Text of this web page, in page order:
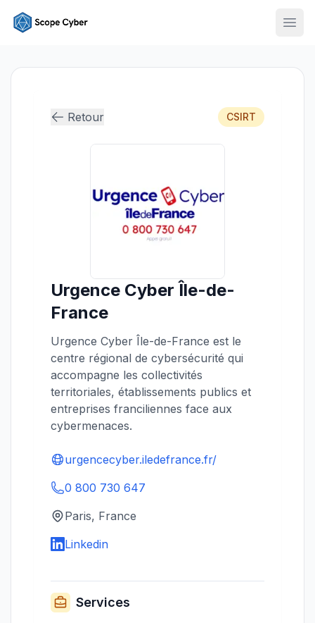
Retour CSIRT
Urgence Cyber Île-de-
France
Urgence Cyber Île-de-France est le
centre régional de cybersécurité qui
accompagne les collectivités
territoriales, établissements publics et
entreprises franciliennes face aux
cybermenaces.
urgencecyber.iledefrance.fr/
0 800 730 647
Paris, France
Linkedin
Services